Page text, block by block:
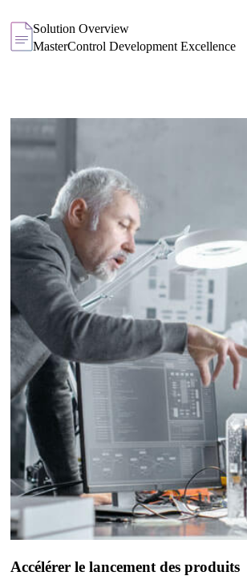
Solution Overview
MasterControl Development Excellence
Accélérer le lancement des produits